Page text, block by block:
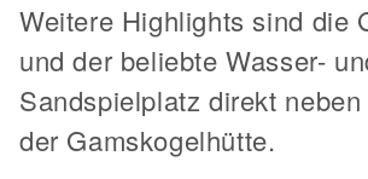
Weitere Highlights sind die
und der beliebte Wasser-
Sandspielplatz direkt neben
der Gamskogelhütte.